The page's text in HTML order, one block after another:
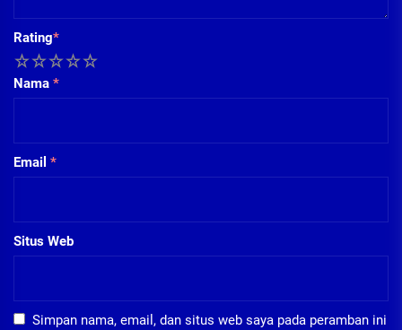
Rating*
5
4
3
2
Nama *
Email *
Situs Web
Simpan nama, email, dan situs web saya pada peramban ini